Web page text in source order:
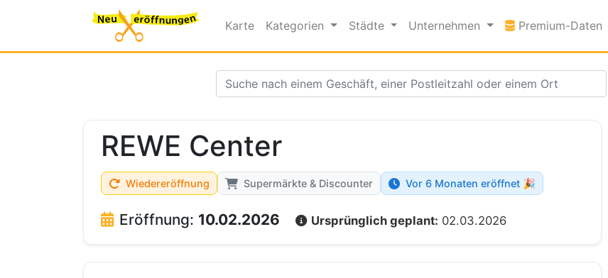
Karte Kategorien Städte Unternehmen Premium-Daten
REWE Center
Wiedereröffnung Supermärkte & Discounter Vor 6 Monaten eröffnet 🎉
Eröffnung: 10.02.2026 Ursprünglich geplant: 02.03.2026